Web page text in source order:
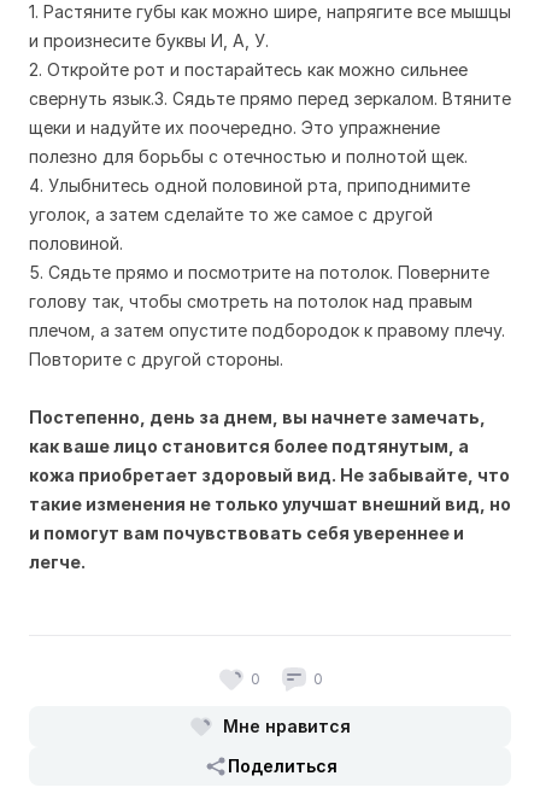
1. Растяните губы как можно шире, напрягите все мышцы
и произнесите буквы И, А, У.
2. Откройте рот и постарайтесь как можно сильнее
свернуть язык.3. Сядьте прямо перед зеркалом. Втяните
щеки и надуйте их поочередно. Это упражнение
полезно для борьбы с отечностью и полнотой щек.
4. Улыбнитесь одной половиной рта, приподнимите
уголок, а затем сделайте то же самое с другой
половиной.
5. Сядьте прямо и посмотрите на потолок. Поверните
голову так, чтобы смотреть на потолок над правым
плечом, а затем опустите подбородок к правому плечу.
Повторите с другой стороны.
Постепенно, день за днем, вы начнете замечать,
как ваше лицо становится более подтянутым, а
кожа приобретает здоровый вид. Не забывайте, что
такие изменения не только улучшат внешний вид, но
и помогут вам почувствовать себя увереннее и
легче.
0 0
Мне нравится
Поделиться